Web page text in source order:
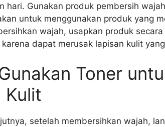
hari. Gunakan produk pembersih
untuk menggunakan produk yang
wajah, usapkan produk
karena dapat merusak lapisan kulit
Toner
Kulit
setelah membersihkan wajah,